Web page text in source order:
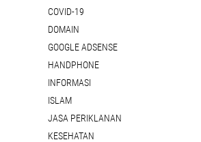
COVID-19
DOMAIN
GOOGLE ADSENSE
HANDPHONE
INFORMASI
ISLAM
JASA PERIKLANAN
KESEHATAN